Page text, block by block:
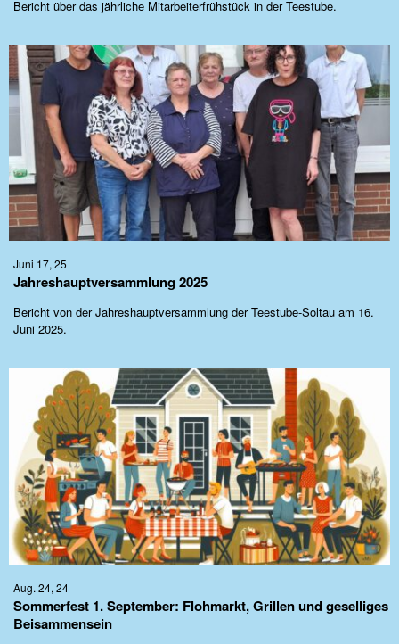
Bericht über das jährliche Mitarbeiterfrühstück in der Teestube.
Juni 17, 25
Jahreshauptversammlung 2025
Bericht von der Jahreshauptversammlung der Teestube-Soltau am 16.
Juni 2025.
Aug. 24, 24
Sommerfest 1. September: Flohmarkt, Grillen und geselliges
Beisammensein